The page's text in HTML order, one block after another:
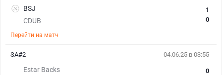
BSJ
CDUB
1
0
Перейти на матч
04.06.25 в 03:55
Estar Backs
0
SA#2